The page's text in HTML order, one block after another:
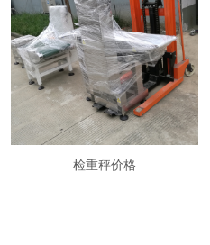
检重秤价格